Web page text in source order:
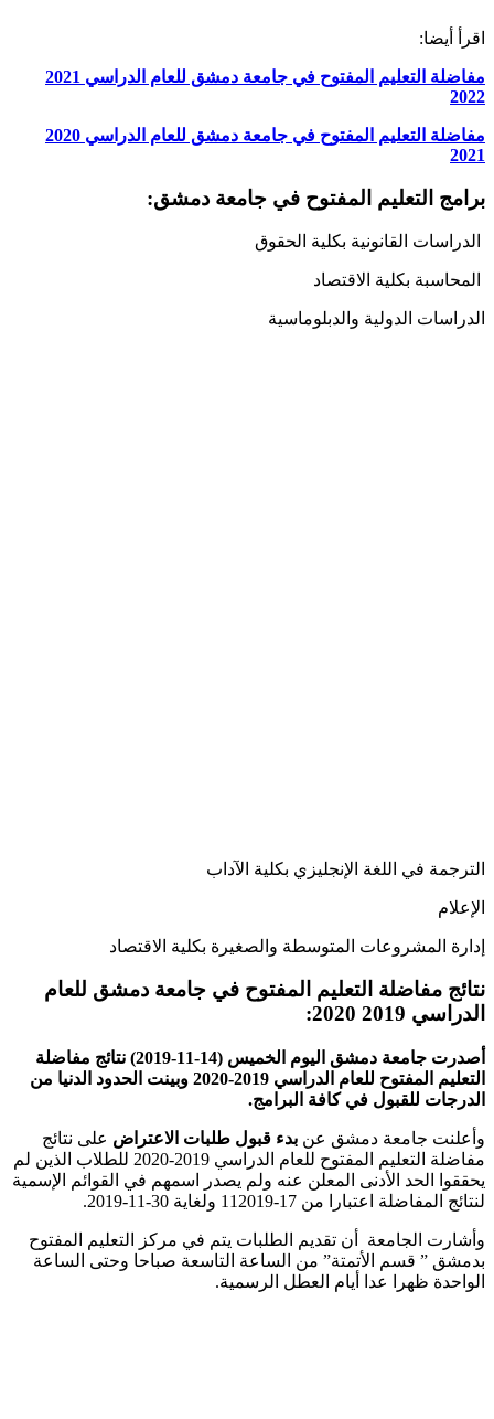
اقرأ أيضا:
مفاضلة التعليم المفتوح في جامعة دمشق للعام الدراسي 2021
2022
مفاضلة التعليم المفتوح في جامعة دمشق للعام الدراسي 2020
2021
برامج التعليم المفتوح في جامعة دمشق:
الدراسات القانونية بكلية الحقوق
المحاسبة بكلية الاقتصاد
الدراسات الدولية والدبلوماسية
الترجمة في اللغة الإنجليزي بكلية الآداب
الإعلام
إدارة المشروعات المتوسطة والصغيرة بكلية الاقتصاد
نتائج مفاضلة التعليم المفتوح في جامعة دمشق للعام
الدراسي 2019 2020:
أصدرت جامعة دمشق اليوم الخميس (14-11-2019) نتائج مفاضلة
التعليم المفتوح للعام الدراسي 2019-2020 وبينت الحدود الدنيا من
الدرجات للقبول في كافة البرامج.
وأعلنت جامعة دمشق عن بدء قبول طلبات الاعتراض على نتائج
مفاضلة التعليم المفتوح للعام الدراسي 2019-2020 للطلاب الذين لم
يحققوا الحد الأدنى المعلن عنه ولم يصدر اسمهم في القوائم الإسمية
لنتائج المفاضلة اعتبارا من 17-112019 ولغاية 30-11-2019.
وأشارت الجامعة أن تقديم الطلبات يتم في مركز التعليم المفتوح
بدمشق ” قسم الأتمتة” من الساعة التاسعة صباحا وحتى الساعة
الواحدة ظهرا عدا أيام العطل الرسمية.